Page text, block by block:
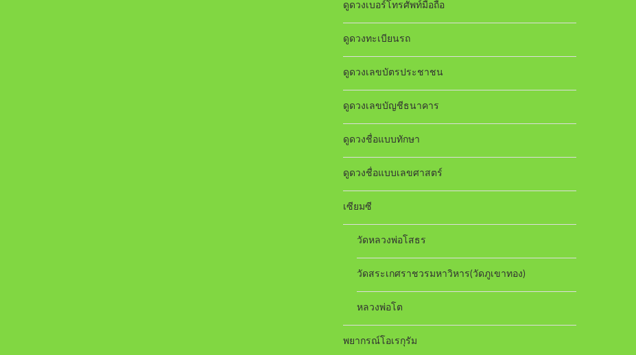
ดูดวงเบอร์โทรศัพท์มือถือ
ดูดวงทะเบียนรถ
ดูดวงเลขบัตรประชาชน
ดูดวงเลขบัญชีธนาคาร
ดูดวงชื่อแบบทักษา
ดูดวงชื่อแบบเลขศาสตร์
เซียมซี
วัดหลวงพ่อโสธร
วัดสระเกศราชวรมหาวิหาร(วัดภูเขาทอง)
หลวงพ่อโต
พยากรณ์โอเรกุรัม